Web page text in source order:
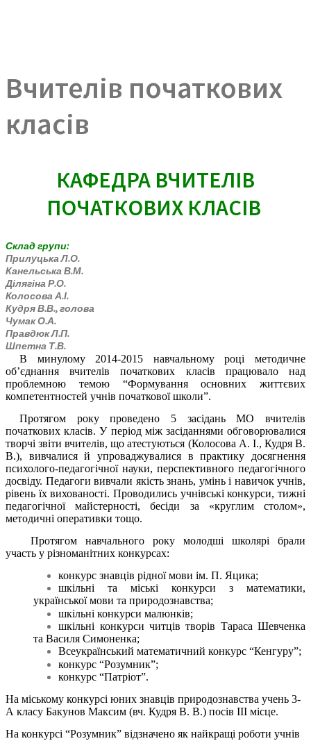
Вчителів початкових
класів
КАФЕДРА ВЧИТЕЛІВ
ПОЧАТКОВИХ КЛАСІВ
Склад групи:
Прилуцька Л.О.
Канельська В.М.
Ділягіна Р.О.
Колосова А.І.
Кудря В.В., голова
Чумак О.А.
Правдюк Л.П.
Шпетна Т.В.
В минулому 2014-2015 навчальному році методичне
об’єднання вчителів початкових класів працювало над
проблемною темою “Формування основних життєвих
компетентностей учнів початкової школи”.
Протягом року проведено 5 засідань МО вчителів
початкових класів. У період між засіданнями обговорювалися
творчі звіти вчителів, що атестуються (Колосова А. І., Кудря В.
В.), вивчалися й упроваджувалися в практику досягнення
психолого-педагогічної науки, перспективного педагогічного
досвіду. Педагоги вивчали якість знань, умінь і навичок учнів,
рівень їх вихованості. Проводились учнівські конкурси, тижні
педагогічної майстерності, бесіди за «круглим столом»,
методичні оперативки тощо.
Протягом навчального року молодші школярі брали
участь у різноманітних конкурсах:
конкурс знавців рідної мови ім. П. Яцика;
шкільні та міські конкурси з математики,
української мови та природознавства;
шкільні конкурси малюнків;
шкільні конкурси читців творів Тараса Шевченка
та Василя Симоненка;
Всеукраїнський математичний конкурс “Кенгуру”;
конкурс “Розумник”;
конкурс “Патріот”.
На міському конкурсі юних знавців природознавства учень 3-
А класу Бакунов Максим (вч. Кудря В. В.) посів ІІІ місце.
На конкурсі “Розумник” відзначено як найкращі роботи учнів